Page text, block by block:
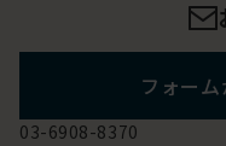
フォー
03-6908-8370